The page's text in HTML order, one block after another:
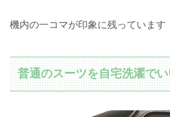
機内の一コマが印象に残っています
普通のスーツを自宅洗濯で